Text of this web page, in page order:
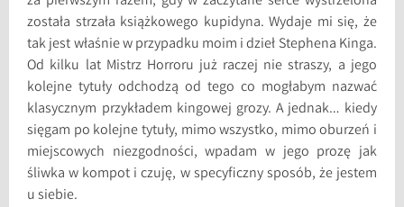
została strzała książkowego kupidyna. Wydaje mi się, że
tak jest właśnie w przypadku moim i dzieł Stephena Kinga.
Od kilku lat Mistrz Horroru już raczej nie straszy, a jego
kolejne tytuły odchodzą od tego co mogłabym nazwać
klasycznym przykładem kingowej grozy. A jednak… kiedy
sięgam po kolejne tytuły, mimo wszystko, mimo oburzeń i
miejscowych niezgodności, wpadam w jego prozę jak
śliwka w kompot i czuję, w specyficzny sposób, że jestem
u siebie.